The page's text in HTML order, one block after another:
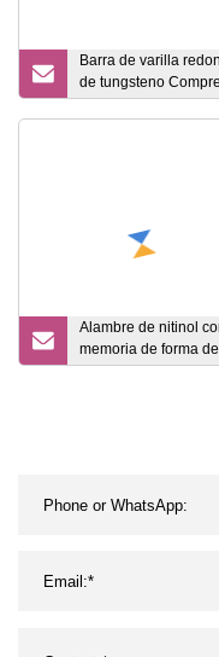
Barra de varilla
de tungsteno Compre
9995 9999 Barra de
Alambre de nitinol
memoria de forma
calidad/alambre